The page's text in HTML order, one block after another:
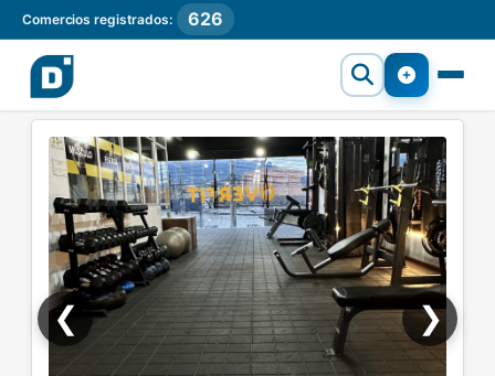
Comercios registrados: 626
❮ ❯